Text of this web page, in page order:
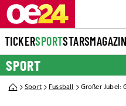
TICKERSPORTSTARS
SPORT
Sport Fussball Großer Jubel: